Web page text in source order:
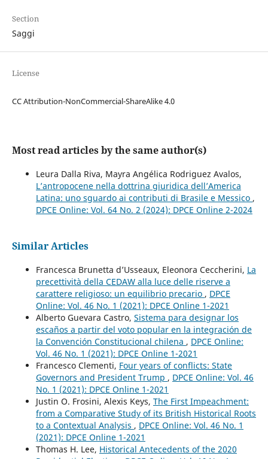
Section
Saggi
License
CC Attribution-NonCommercial-ShareAlike 4.0
Most read articles by the same author(s)
Leura Dalla Riva, Mayra Angélica Rodriguez Avalos,
L’antropocene nella dottrina giuridica dell’America
Latina: uno sguardo ai contributi di Brasile e Messico ,
DPCE Online: Vol. 64 No. 2 (2024): DPCE Online 2-2024
Similar Articles
Francesca Brunetta d’Usseaux, Eleonora Ceccherini, La
precettività della CEDAW alla luce delle riserve a
carattere religioso: un equilibrio precario , DPCE
Online: Vol. 46 No. 1 (2021): DPCE Online 1-2021
Alberto Guevara Castro, Sistema para designar los
escaños a partir del voto popular en la integración de
la Convención Constitucional chilena , DPCE Online:
Vol. 46 No. 1 (2021): DPCE Online 1-2021
Francesco Clementi, Four years of conflicts: State
Governors and President Trump , DPCE Online: Vol. 46
No. 1 (2021): DPCE Online 1-2021
Justin O. Frosini, Alexis Keys, The First Impeachment:
from a Comparative Study of its British Historical Roots
to a Contextual Analysis , DPCE Online: Vol. 46 No. 1
(2021): DPCE Online 1-2021
Thomas H. Lee, Historical Antecedents of the 2020